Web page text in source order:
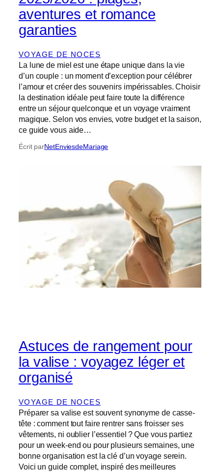
aventures et romance
garanties
VOYAGE DE NOCES
La lune de miel est une étape unique dans la vie
d’un couple : un moment d’exception pour célébrer
l’amour et créer des souvenirs impérissables. Choisir
la destination idéale peut faire toute la différence
entre un séjour quelconque et un voyage vraiment
magique. Selon vos envies, votre budget et la saison,
ce guide vous aide…
Écrit parNetEnviesdeMariage
Astuces de rangement pour
la valise : voyagez léger et
organisé
VOYAGE DE NOCES
Préparer sa valise est souvent synonyme de casse-
tête : comment tout faire rentrer sans froisser ses
vêtements, ni oublier l’essentiel ? Que vous partiez
pour un week-end ou pour plusieurs semaines, une
bonne organisation est la clé d’un voyage serein.
Voici un guide complet, inspiré des meilleures